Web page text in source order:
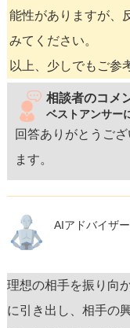
能性がありますが、
みてください。
以上、少しでもご参
相談者のコメ
ベストアンサー
回答ありがとうご
ます。
AIアドバイザ
理想の相手を振り向
に引き出し、相手の